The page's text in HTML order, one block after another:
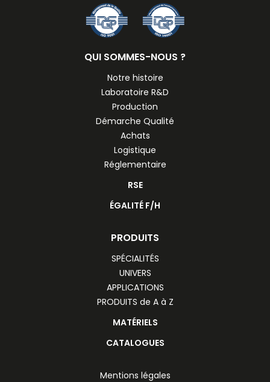
QUI SOMMES-NOUS ?
Notre histoire
Laboratoire R&D
Production
Démarche Qualité
Achats
Logistique
Réglementaire
RSE
ÉGALITÉ F/H
PRODUITS
SPÉCIALITÉS
UNIVERS
APPLICATIONS
PRODUITS de A à Z
MATÉRIELS
CATALOGUES
Mentions légales